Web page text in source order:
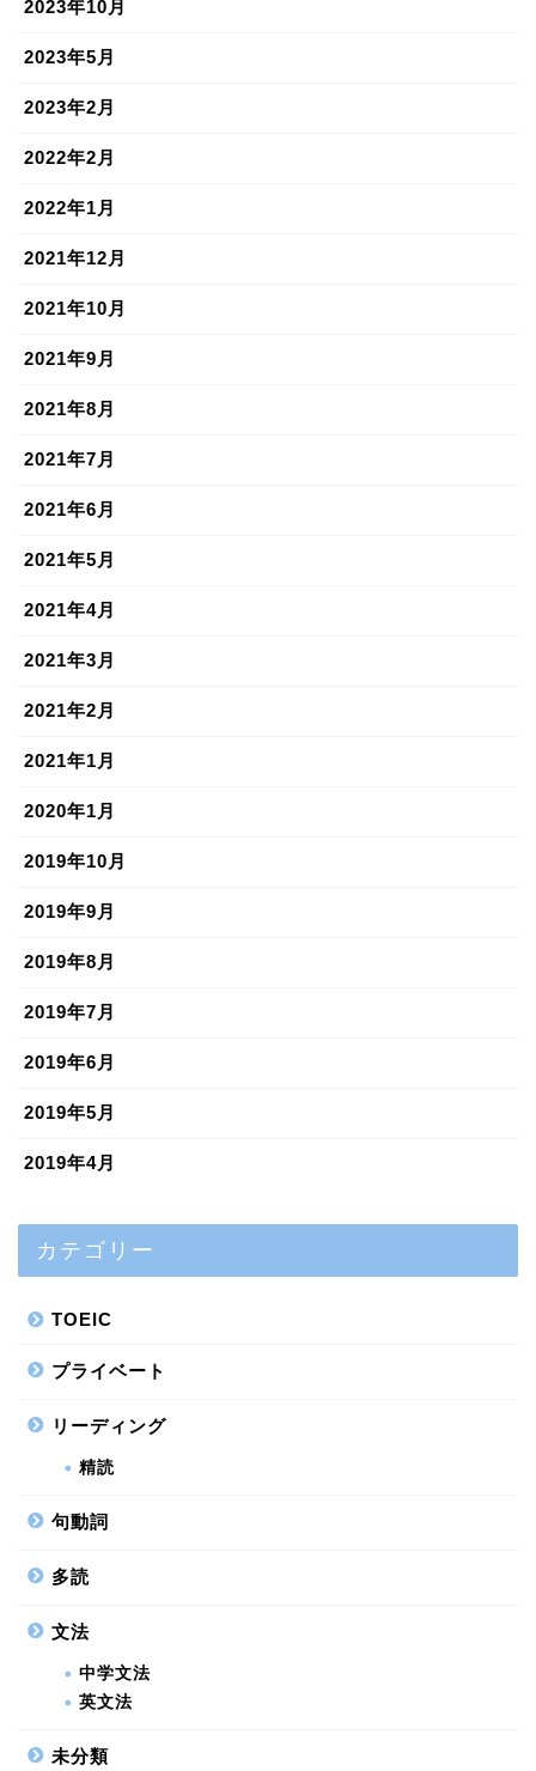
2023年10月
2023年5月
2023年2月
2022年2月
2022年1月
2021年12月
2021年10月
2021年9月
2021年8月
2021年7月
2021年6月
2021年5月
2021年4月
2021年3月
2021年2月
2021年1月
2020年1月
2019年10月
2019年9月
2019年8月
2019年7月
2019年6月
2019年5月
2019年4月
カテゴリー
TOEIC
プライベート
リーディング
精読
句動詞
多読
文法
中学文法
英文法
未分類